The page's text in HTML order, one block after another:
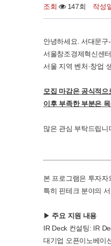
조회 147회 작성
안녕하세요. 서대문구
서울창조경제혁신센
서울 지역 벤처·창업
모집 마감은 공식적
이후 부족한 부분은
많은 관심 부탁드립니
본 프로그램은 투자
특히 핀테크 분야의
▶ 주요 지원 내용
IR Deck 컨설팅: IR
대기업 오픈이노베이